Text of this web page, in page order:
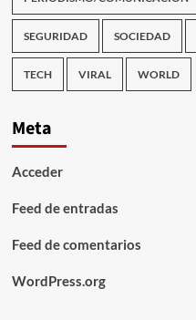
SEGURIDAD SOCIEDAD
TECH VIRAL WORLD
Meta
Acceder
Feed de entradas
Feed de comentarios
WordPress.org